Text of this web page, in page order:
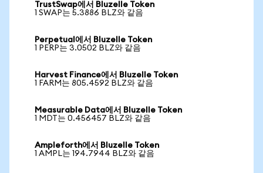
TrustSwap에서 Bluzelle Token
1 SWAP는 5.3886 BLZ와 같음
Perpetual에서 Bluzelle Token
1 PERP는 3.0502 BLZ와 같음
Harvest Finance에서 Bluzelle Token
1 FARM는 805.4592 BLZ와 같음
Measurable Data에서 Bluzelle Token
1 MDT는 0.456457 BLZ와 같음
Ampleforth에서 Bluzelle Token
1 AMPL는 194.7944 BLZ와 같음